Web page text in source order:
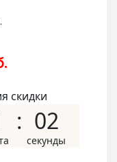
скидки
01